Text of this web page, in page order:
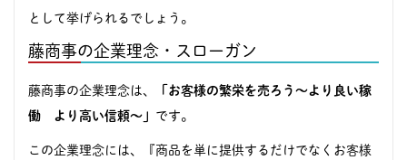
として挙げられるでしょう。
藤商事の企業理念・スローガン
藤商事の企業理念は、
「お客様の繁栄を売ろう～より良い稼
働 より高い信頼～」 です。
この企業理念には、『商品を単に提供するだけでなくお客様